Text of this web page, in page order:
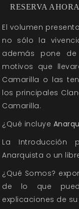
RESERVA
El volumen
no sólo la
además pone
motivos que
Camarilla o las
los principales
Camarilla.
¿Qué incluye
La Introducción
Anarquista o un
¿Qué Somos?
de lo que
explicaciones de